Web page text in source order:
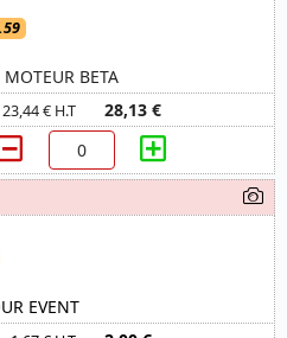
BETA
23,44 € H.T 28,13 €
EVENT